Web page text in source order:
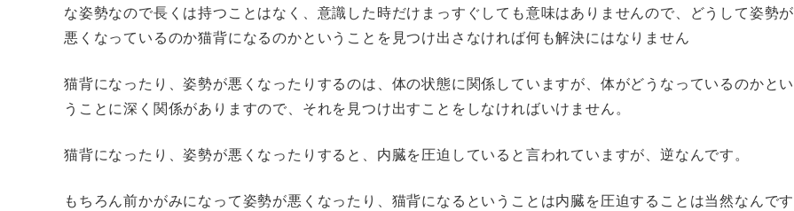
な姿勢なので長くは持つことはなく、意識した時だけまっすぐしても意味はありませんので、どうして姿勢が
悪くなっているのか猫背になるのかということを見つけ出さなければ何も解決にはなりません
猫背になったり、姿勢が悪くなったりするのは、体の状態に関係していますが、体がどうなっているのかとい
うことに深く関係がありますので、それを見つけ出すことをしなければいけません。
猫背になったり、姿勢が悪くなったりすると、内臓を圧迫していると言われていますが、逆なんです。
もちろん前かがみになって姿勢が悪くなったり、猫背になるということは内臓を圧迫することは当然なんです